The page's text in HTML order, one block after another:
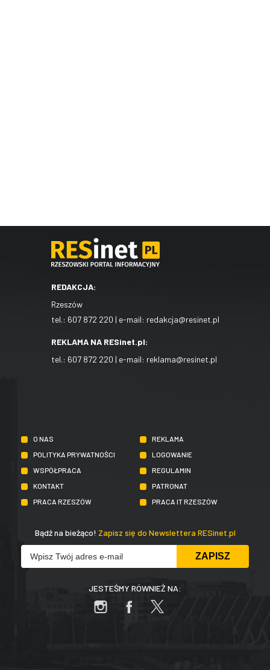
REDAKCJA:
Rzeszów
tel.: 607 872 220 | e-mail: redakcja@resinet.pl
REKLAMA NA RESinet.pl:
tel.: 607 872 220 | e-mail: reklama@resinet.pl
O NAS
REKLAMA
POLITYKA PRYWATNOŚCI
LOGOWANIE
WSPÓŁPRACA
REGULAMIN
KONTAKT
PATRONAT
PRACA RZESZÓW
PRACA IT RZESZÓW
Bądź na bieżąco! Zapisz się do Newslettera RESinet.pl
JESTEŚMY RÓWNIEŻ NA: